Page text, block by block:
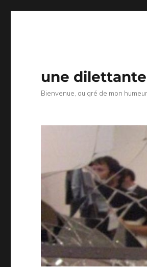
une dilettante
Bienvenue, au gré de mon